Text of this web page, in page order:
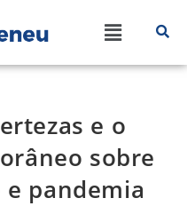
e o
sobre
pandemia